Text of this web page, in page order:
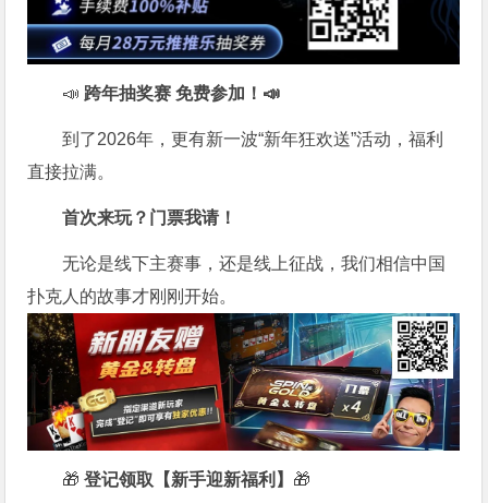
📣 跨年抽奖赛 免费参加 ！📣
到了2026年，更有新一波“新年狂欢送”活动，福利
直接拉满。
首次来玩？门票我请！
无论是线下主赛事，还是线上征战，我们相信中国
扑克人的故事才刚刚开始。
🎁 登记领取【新手迎新福利】 🎁